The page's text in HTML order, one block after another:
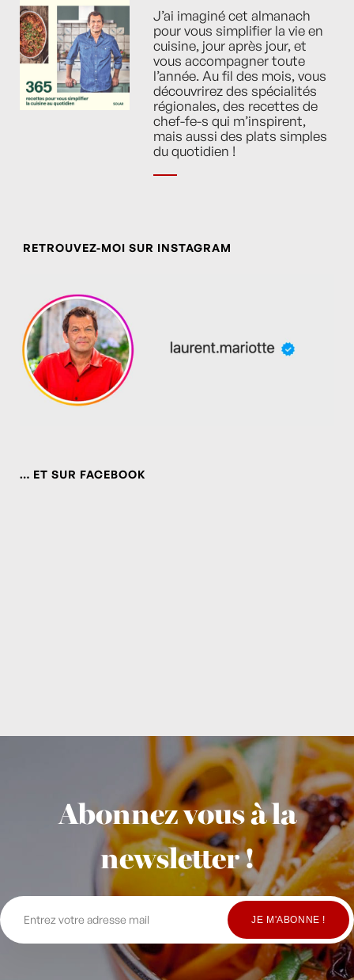
J’ai imaginé cet almanach
pour vous simplifier la vie en
cuisine, jour après jour, et
vous accompagner toute
l’année. Au fil des mois, vous
découvrirez des spécialités
régionales, des recettes de
chef-fe-s qui m’inspirent,
mais aussi des plats simples
du quotidien !
RETROUVEZ-MOI SUR INSTAGRAM
… ET SUR FACEBOOK
Abonnez vous à la
newsletter !